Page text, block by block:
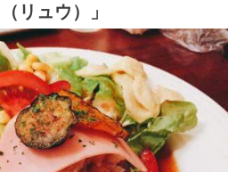
リュウ）」